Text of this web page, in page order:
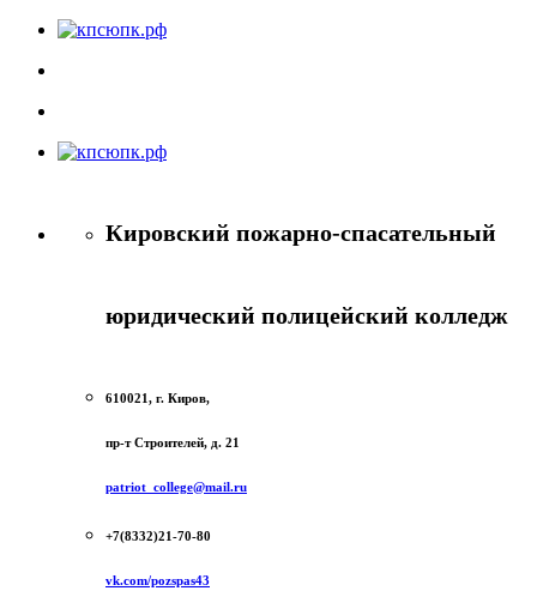
Кировский пожарно-спасательный
юридический полицейский колледж
610021, г. Киров,
пр-т Строителей, д. 21
patriot_college@mail.ru
+7(8332)21-70-80
vk.com/pozspas43